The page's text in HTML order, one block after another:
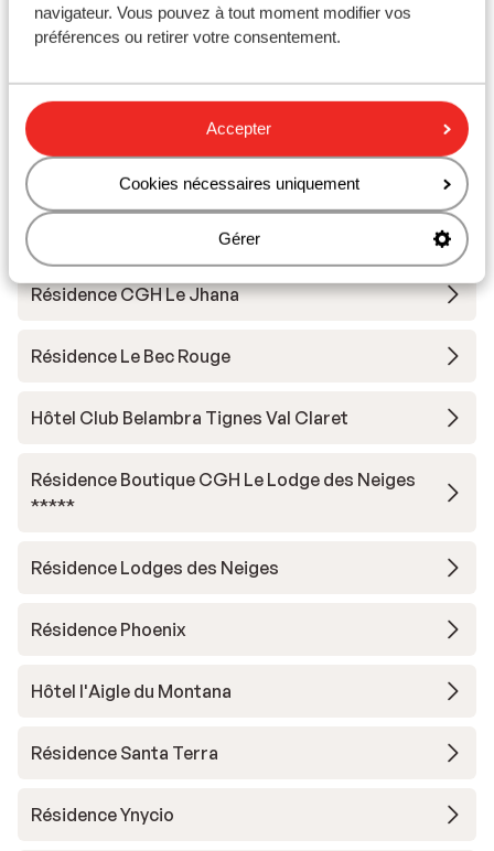
navigateur. Vous pouvez à tout moment modifier vos
préférences ou retirer votre consentement.
Accepter
Cookies nécessaires uniquement
Gérer
Autres hébergements - Tignes
Hôtel VoulezVous
Résidence Le Taos
Résidence CGH Le Jhana
Résidence Le Bec Rouge
Hôtel Club Belambra Tignes Val Claret
Résidence Boutique CGH Le Lodge des Neiges
*****
Résidence Lodges des Neiges
Résidence Phoenix
Hôtel l'Aigle du Montana
Résidence Santa Terra
Résidence Ynycio